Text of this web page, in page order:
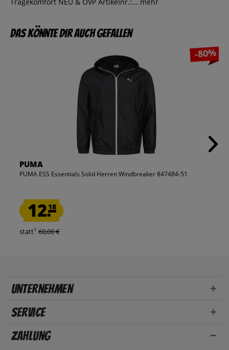
Das könnte dir auch gefallen
-80%
PUMA
PUMA ESS Essentials Solid Herren Windbreaker 847484-51
12.18
statt1 60,00 €
Unternehmen
Service
Zahlung